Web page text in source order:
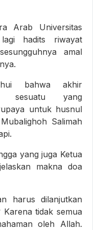
Arab Universitas
hadits riwayat
amal
bahwa akhir
sesuatu yang
untuk husnul
Salimah
yang juga Ketua
makna doa
harus dilanjutkan
tidak semua
oleh Allah.